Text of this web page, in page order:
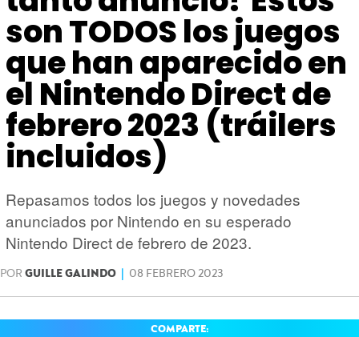
son TODOS los juegos
que han aparecido en
el Nintendo Direct de
febrero 2023 (tráilers
incluidos)
Repasamos todos los juegos y novedades
anunciados por Nintendo en su esperado
Nintendo Direct de febrero de 2023.
POR GUILLE GALINDO | 08 FEBRERO 2023
COMPARTE: